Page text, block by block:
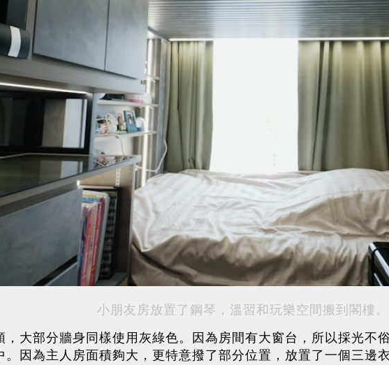
小朋友房放置了鋼琴，溫習和玩樂空間搬到閣樓
，大部分牆身同樣使用灰綠色。因為房間有大窗台，所以採光不
。因為主人房面積夠大，更特意撥了部分位置，放置了一個三邊